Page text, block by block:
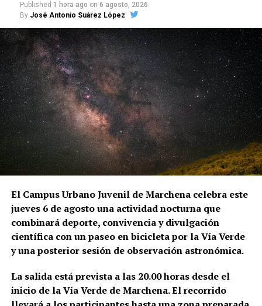
Published 1 hora ago on 6 agosto, 2026
By José Antonio Suárez López
El Campus Urbano Juvenil de Marchena celebra este
jueves 6 de agosto una actividad nocturna que
combinará deporte, convivencia y divulgación
científica con un paseo en bicicleta por la Vía Verde
y una posterior sesión de observación astronómica.
La salida está prevista a las 20.00 horas desde el
inicio de la Vía Verde de Marchena. El recorrido